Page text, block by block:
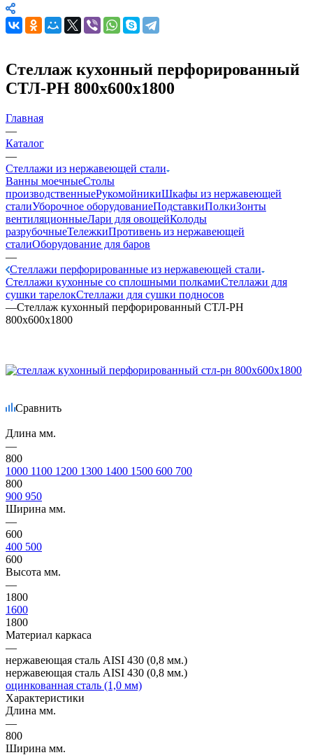
Стеллаж кухонный перфорированный
СТЛ-РН 800х600х1800
Главная
—
Каталог
—
Стеллажи из нержавеющей стали
Ванны моечныеСтолы
производственныеРукомойникиШкафы из нержавеющей
сталиУборочное оборудованиеПодставкиПолкиЗонты
вентиляционныеЛари для овощейКолоды
разрубочныеТележкиПротивень из нержавеющей
сталиОборудование для баров
—
Стеллажи перфорированные из нержавеющей стали
Стеллажи кухонные со сплошными полкамиСтеллажи для
сушки тарелокСтеллажи для сушки подносов
—Стеллаж кухонный перфорированный СТЛ-РН
800х600х1800
Сравнить
Длина мм.
—
800
1000 1100 1200 1300 1400 1500 600 700
800
900 950
Ширина мм.
—
600
400 500
600
Высота мм.
—
1800
1600
1800
Материал каркаса
—
нержавеющая сталь AISI 430 (0,8 мм.)
нержавеющая сталь AISI 430 (0,8 мм.)
оцинкованная сталь (1,0 мм)
Характеристики
Длина мм.
—
800
Ширина мм.